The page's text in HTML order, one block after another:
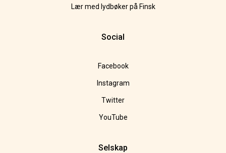
Lær med lydbøker på Finsk
Social
Facebook
Instagram
Twitter
YouTube
Selskap